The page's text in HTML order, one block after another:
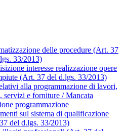
delle procedure (Art. 37
33/2013)
interesse realizzazione opere
(Art. 37 del d.lgs. 33/2013)
alla programmazione di lavori,
servizi e forniture / Mancata
programmazione
sul sistema di qualificazione
del d.lgs. 33/2013)